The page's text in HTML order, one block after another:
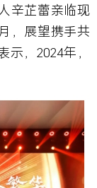
辛芷蕾亲临现
，展望携手共
，2024年，